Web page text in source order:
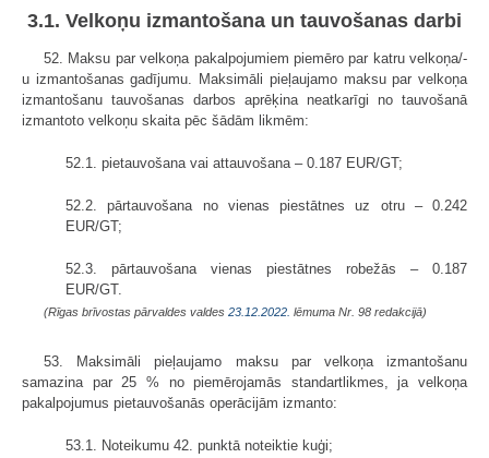
3.1. Velkoņu izmantošana un tauvošanas darbi
52. Maksu par velkoņa pakalpojumiem piemēro par katru velkoņa/-
u izmantošanas gadījumu. Maksimāli pieļaujamo maksu par velkoņa
izmantošanu tauvošanas darbos aprēķina neatkarīgi no tauvošanā
izmantoto velkoņu skaita pēc šādām likmēm:
52.1. pietauvošana vai attauvošana – 0.187 EUR/GT;
52.2. pārtauvošana no vienas piestātnes uz otru – 0.242
EUR/GT;
52.3. pārtauvošana vienas piestātnes robežās – 0.187
EUR/GT.
(Rīgas brīvostas pārvaldes valdes 23.12.2022. lēmuma Nr. 98 redakcijā)
53. Maksimāli pieļaujamo maksu par velkoņa izmantošanu
samazina par 25 % no piemērojamās standartlikmes, ja velkoņa
pakalpojumus pietauvošanās operācijām izmanto:
53.1. Noteikumu 42. punktā noteiktie kuģi;